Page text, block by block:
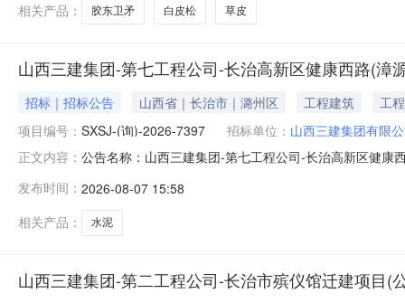
相关产品：
胶东卫矛 白皮松 草皮
山西三建集团-第七工程公司-长治高新区健康西路(漳
招标｜招标公告 山西省｜长治市｜潞州区 工程建筑
工程
项目编号： SXSJ-(询)-2026-7397 招标单位： 山西三建集团有限
正文内容： 公告名称：山西三建集团-第七工程公司-长治高新区健康
物资采购采购公告采购编号：SXSJ-(询)-2026-7397发
发布时间： 2026-08-07 15:58
相关产品：
水泥
山西三建集团-第二工程公司-长治市殡仪馆迁建项目